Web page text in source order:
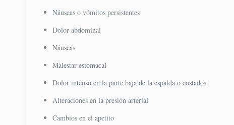
Náuseas o vómitos persistentes
Dolor abdominal
Náuseas
Malestar estomacal
Dolor intenso en la parte baja de la espalda o costados
Alteraciones en la presión arterial
Cambios en el apetito